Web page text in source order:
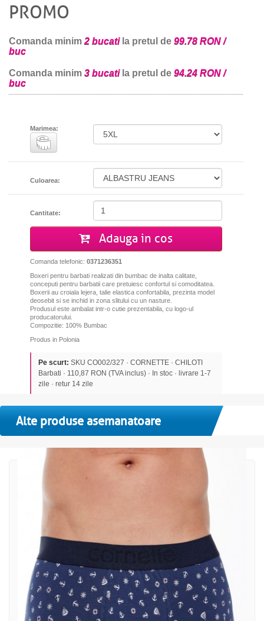
PROMO
Comanda minim 2 bucatila pretul de 99.78 RON /
buc
Comanda minim 3 bucatila pretul de 94.24 RON /
buc
Marimea:
Culoarea:
Cantitate:
Adauga in cos
Comanda telefonic: 0371236351
Boxeri pentru barbati realizati din bumbac de inalta calitate,
conceputi pentru barbatii care pretuiesc confortul si comoditatea.
Boxerii au croiala lejera, talie elastica confortabila, prezinta model
deosebit si se inchid in zona slitului cu un nasture.
Produsul este ambalat intr-o cutie prezentabila, cu logo-ul
producatorului.
Compozitie: 100% Bumbac
Produs in Polonia
Pe scurt: SKU CO002/327 · CORNETTE · CHILOTI
Barbati · 110,87 RON (TVA inclus) · In stoc · livrare 1-7
zile · retur 14 zile
Alte produse asemanatoare